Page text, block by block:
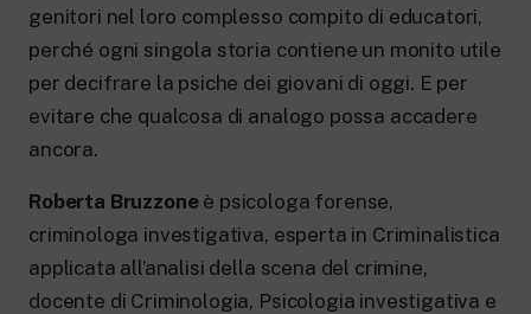
genitori nel loro complesso compito di educatori,
perché ogni singola storia contiene un monito utile
per decifrare la psiche dei giovani di oggi. E per
evitare che qualcosa di analogo possa accadere
ancora.
Roberta Bruzzone è psicologa forense,
criminologa investigativa, esperta in Criminalistica
applicata all’analisi della scena del crimine,
docente di Criminologia, Psicologia investigativa e